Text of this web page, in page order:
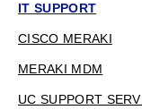
IT SUPPORT
CISCO MERAKI
MERAKI MDM
UC SUPPORT